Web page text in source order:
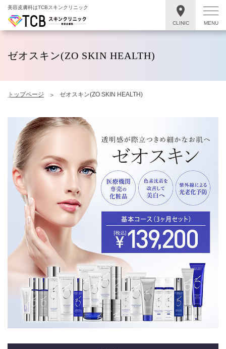
美容皮膚科はTCBスキンクリニック
ゼオスキン(ZO SKIN HEALTH)
トップページ ゼオスキン(ZO SKIN HEALTH)
CLINIC MENU